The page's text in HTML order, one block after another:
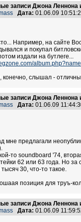
записи Джона
Дата: 01.06.09
Например, на сайте
и покупал
издали на бутлеге...
конечно, слышал -
записи Джона
Дата: 01.06.09
мне предлагали
то soundboard '74,
62 или 63 года. Но за
30, что-то такое.
позиция для труъ-
записи Джона
Дата: 01.06.09